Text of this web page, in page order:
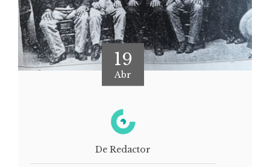
19
Abr
De Redactor